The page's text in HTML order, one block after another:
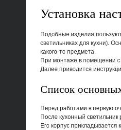
Установка
Подобные изделия
светильниках для кухни).
какого-то предмета.
При монтаже в помещении
Далее приводится
Список
Перед работами в первую
После кухонный
Его корпус прикладывается